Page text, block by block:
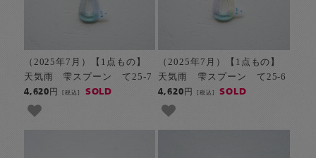
（2025年7月）【1点もの】
天気雨 雫スプーン て25-7
4,620円[税込] SOLD
（2025年7月）【1点もの】
天気雨 雫スプーン て25-6
4,620円 [税込] SOLD